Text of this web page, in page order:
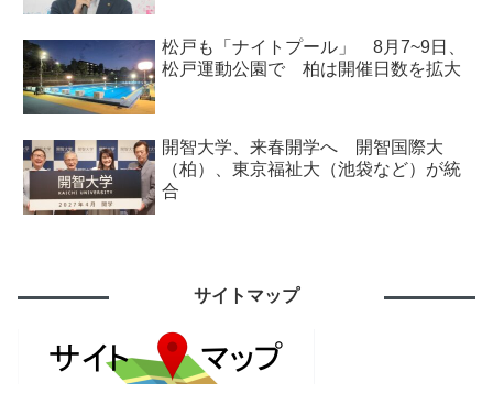
松戸も「ナイトプール」 8月7~9日、
松戸運動公園で 柏は開催日数を拡大
開智大学、来春開学へ 開智国際大
（柏）、東京福祉大（池袋など）が統
合
サイトマップ